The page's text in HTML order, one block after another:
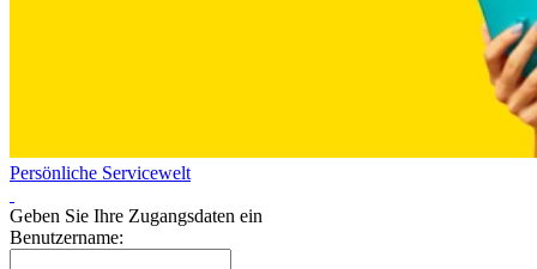
Persönliche Servicewelt
Geben Sie Ihre Zugangsdaten ein
Benutzername: